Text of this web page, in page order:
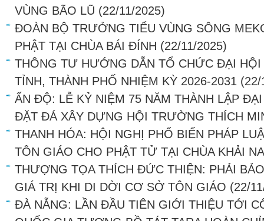
VÙNG BÃO LŨ (22/11/2025)
ĐOÀN BỘ TRƯỞNG TIỂU VÙNG SÔNG
PHẬT TẠI CHÙA BÁI ĐÍNH (22/11/2025)
THÔNG TƯ HƯỚNG DẪN TỔ CHỨC ĐẠI
TỈNH, THÀNH PHỐ NHIỆM KỲ 2026-2031 (22/
ẤN ĐỘ: LỄ KỶ NIỆM 75 NĂM THÀNH LẬP
ĐẶT ĐÁ XÂY DỰNG HỘI TRƯỜNG THÍCH
THANH HÓA: HỘI NGHỊ PHỔ BIẾN PHÁP
TÔN GIÁO CHO PHẬT TỬ TẠI CHÙA KHẢI
THƯỢNG TỌA THÍCH ĐỨC THIỆN: PHẢI
GIÁ TRỊ KHI DI DỜI CƠ SỞ TÔN GIÁO (22/
ĐÀ NẴNG: LẦN ĐẦU TIÊN GIỚI THIỆU TỚI